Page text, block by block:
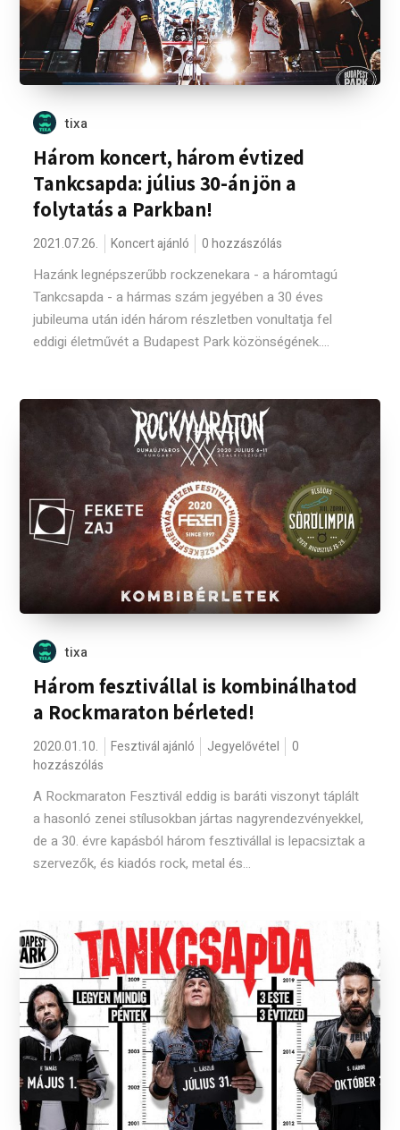
tixa
Három koncert, három évtized
Tankcsapda: július 30-án jön a
folytatás a Parkban!
2021.07.26. Koncert ajánló 0 hozzászólás
Hazánk legnépszerűbb rockzenekara - a háromtagú
Tankcsapda - a hármas szám jegyében a 30 éves
jubileuma után idén három részletben vonultatja fel
eddigi életművét a Budapest Park közönségének....
tixa
Három fesztivállal is kombinálhatod
a Rockmaraton bérleted!
2020.01.10. Fesztivál ajánló Jegyelővétel
0
hozzászólás
A Rockmaraton Fesztivál eddig is baráti viszonyt táplált
a hasonló zenei stílusokban jártas nagyrendezvényekkel,
de a 30. évre kapásból három fesztivállal is lepacsiztak a
szervezők, és kiadós rock, metal és...